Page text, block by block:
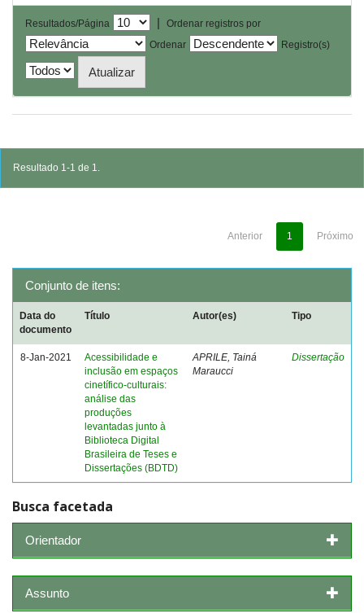
Resultados/Página |
Ordenar registros por
Ordenar
Registro(s)
Resultado 1-1 de 1.
Anterior 1 Próximo
Conjunto de itens:
Data do
documento
Título Autor(es) Tipo
8-Jan-2021
Acessibilidade e
inclusão em espaços
cinetífico-culturais:
análise das
produções
levantadas junto à
Biblioteca Digital
Brasileira de Teses e
Dissertações (BDTD)
APRILE, Tainá
Maraucci
Dissertação
Busca facetada
Orientador
Assunto